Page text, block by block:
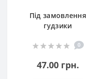
Під замовлення
гудзики
0
47.00 грн.